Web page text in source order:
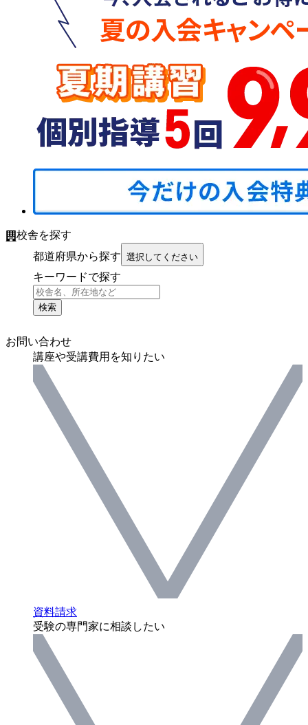
校舎を探す
都道府県から探す 選択してください
キーワードで探す
検索
お問い合わせ
講座や受講費用を知りたい
資料請求
受験の専門家に相談したい